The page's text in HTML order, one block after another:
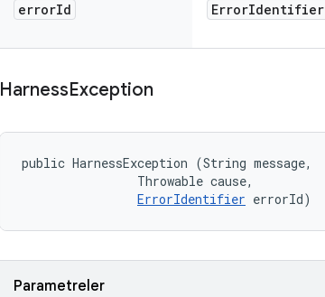
errorId ErrorIdentifier
HarnessException
public HarnessException (String message,
                Throwable cause,
ErrorIdentifier errorId)
Parametreler